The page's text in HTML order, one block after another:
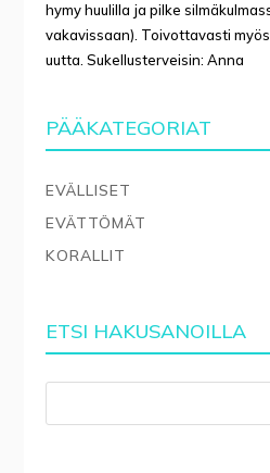
hymy huulilla ja pilke
vakavissaan). Toivottavasti
uutta. Sukellusterveisin: Anna
PÄÄKATEGORIAT
EVÄLLISET
EVÄTTÖMÄT
KORALLIT
ETSI HAKUSANOILLA